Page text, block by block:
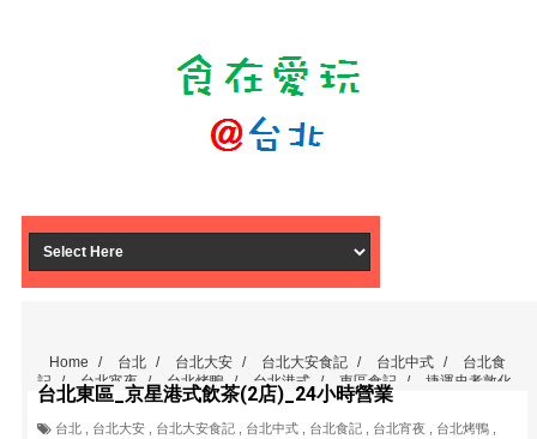
Home / 台北 / 台北大安 / 台北大安食記 / 台北中式 /
台北食
記
/ 台北宵夜 / 台北烤鴨 / 台北港式 / 東區食記 /
捷運忠孝敦化
/
台北東區_京星港式飲茶(2店)_24小時營業
台北東區_京星港式飲茶(2店)_24小時營業
台北 台北大安 台北大安食記 台北中式 台北食記 台北宵夜 台北烤鴨